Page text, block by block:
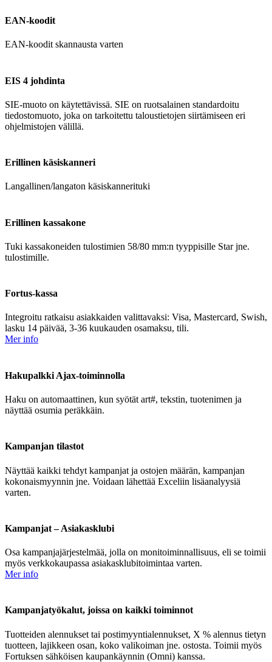
EAN-koodit
EAN-koodit skannausta varten
EIS 4 johdinta
SIE-muoto on käytettävissä. SIE on ruotsalainen standardoitu
tiedostomuoto, joka on tarkoitettu taloustietojen siirtämiseen eri
ohjelmistojen välillä.
Erillinen käsiskanneri
Langallinen/langaton käsiskannerituki
Erillinen kassakone
Tuki kassakoneiden tulostimien 58/80 mm:n tyyppisille Star jne.
tulostimille.
Fortus-kassa
Integroitu ratkaisu asiakkaiden valittavaksi: Visa, Mastercard, Swish,
lasku 14 päivää, 3-36 kuukauden osamaksu, tili.
Mer info
Hakupalkki Ajax-toiminnolla
Haku on automaattinen, kun syötät art#, tekstin, tuotenimen ja
näyttää osumia peräkkäin.
Kampanjan tilastot
Näyttää kaikki tehdyt kampanjat ja ostojen määrän, kampanjan
kokonaismyynnin jne. Voidaan lähettää Exceliin lisäanalyysiä
varten.
Kampanjat – Asiakasklubi
Osa kampanjajärjestelmää, jolla on monitoiminnallisuus, eli se toimii
myös verkkokaupassa asiakasklubitoimintaa varten.
Mer info
Kampanjatyökalut, joissa on kaikki toiminnot
Tuotteiden alennukset tai postimyyntialennukset, X % alennus tietyn
tuotteen, lajikkeen osan, koko valikoiman jne. ostosta. Toimii myös
Fortuksen sähköisen kaupankäynnin (Omni) kanssa.